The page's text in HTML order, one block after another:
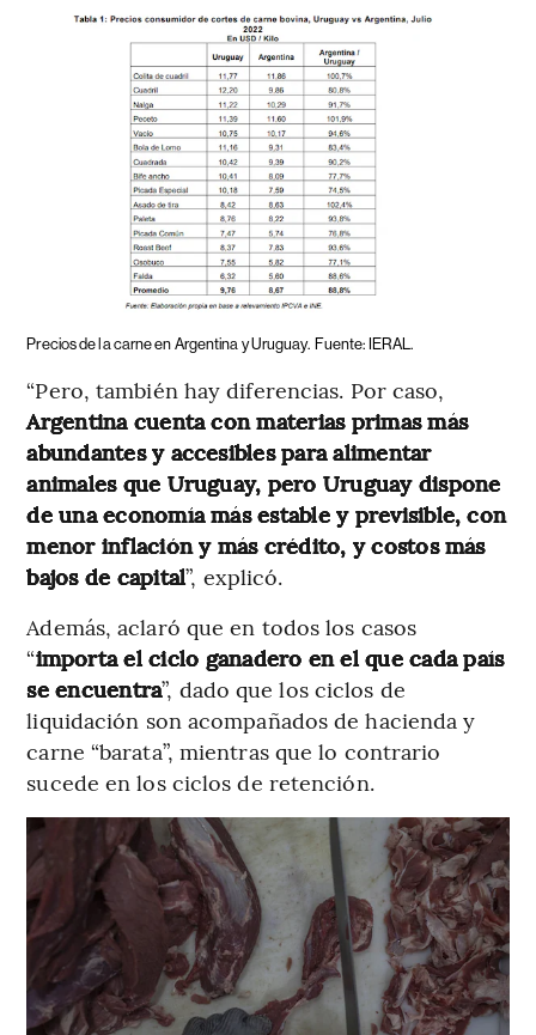
Precios de la carne en Argentina y Uruguay. Fuente: IERAL.
“Pero, también hay diferencias. Por caso,
Argentina cuenta con materias primas más
abundantes y accesibles para alimentar
animales que Uruguay, pero Uruguay dispone
de una economía más estable y previsible, con
menor inflación y más crédito, y costos más
bajos de capital”, explicó.
Además, aclaró que en todos los casos
“importa el ciclo ganadero en el que cada país
se encuentra”, dado que los ciclos de
liquidación son acompañados de hacienda y
carne “barata”, mientras que lo contrario
sucede en los ciclos de retención.